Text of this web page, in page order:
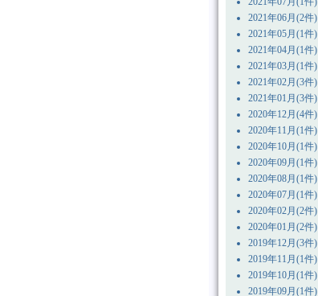
2021年06月(2件)
2021年05月(1件)
2021年04月(1件)
2021年03月(1件)
2021年02月(3件)
2021年01月(3件)
2020年12月(4件)
2020年11月(1件)
2020年10月(1件)
2020年09月(1件)
2020年08月(1件)
2020年07月(1件)
2020年02月(2件)
2020年01月(2件)
2019年12月(3件)
2019年11月(1件)
2019年10月(1件)
2019年09月(1件)